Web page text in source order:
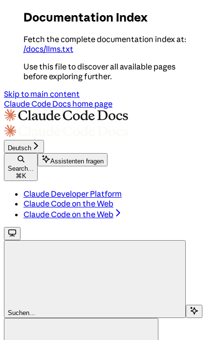
Documentation Index
Fetch the complete documentation index at:
/docs/llms.txt
Use this file to discover all available pages
before exploring further.
Skip to main content
Claude Code Docs home page
Deutsch
Search...
⌘ K
Assistenten fragen
Claude Developer Platform
Claude Code on the Web
Claude Code on the Web
Suchen...